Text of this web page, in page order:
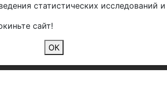
статистических исследований
сайт!
ОК